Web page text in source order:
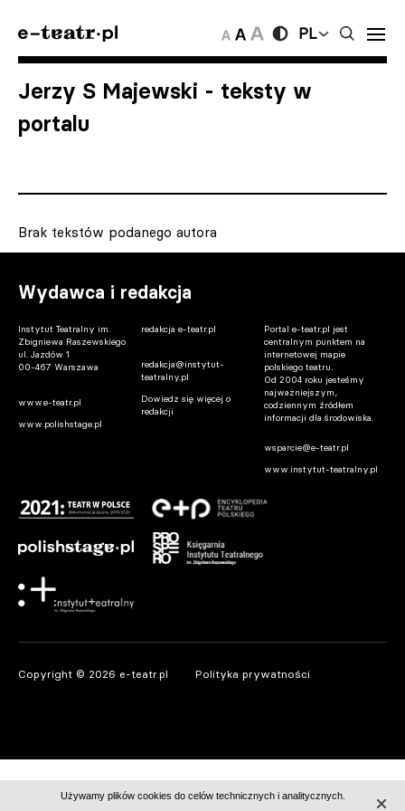
PL
Jerzy S Majewski - teksty w
portalu
Brak tekstów podanego autora
Wydawca i redakcja
Instytut Teatralny im.
Zbigniewa Raszewskiego
ul. Jazdów 1
00-467 Warszawa
www.e-teatr.pl
www.polishstage.pl
redakcja e-teatr.pl
redakcja@instytut-
teatralny.pl
Dowiedz się więcej o
redakcji
Portal e-teatr.pl jest
centralnym punktem na
internetowej mapie
polskiego teatru.
Od 2004 roku jesteśmy
najważniejszym,
codziennym źródłem
informacji dla środowiska.
wsparcie@e-teatr.pl
www.instytut-teatralny.pl
Copyright © 2026 e-teatr.pl Polityka prywatności
Używamy plików cookies do celów technicznych i analitycznych.